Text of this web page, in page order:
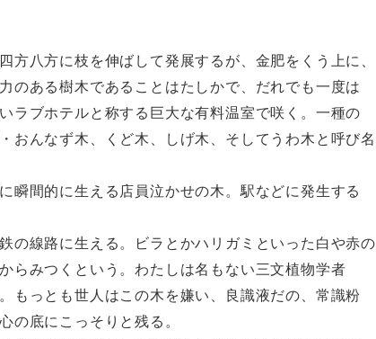
八方に枝を伸ばして発展するが、金肥をくう上に、
のある樹木であることはたしかで、だれでも一度は
ラブホテルと称する巨大な有料温室で咲く。一種の
おんなず木、くど木、しげ木、そしてうわ木と呼び名
瞬間的に生える店員泣かせの木。駅などに発生する
線路に生える。ビラとかハリガミといった白や赤の
らみつくという。わたしは名もない三文植物学者
もっとも世人はこの木を嫌い、良識液だの、常識粉
の底にこっそりと残る。